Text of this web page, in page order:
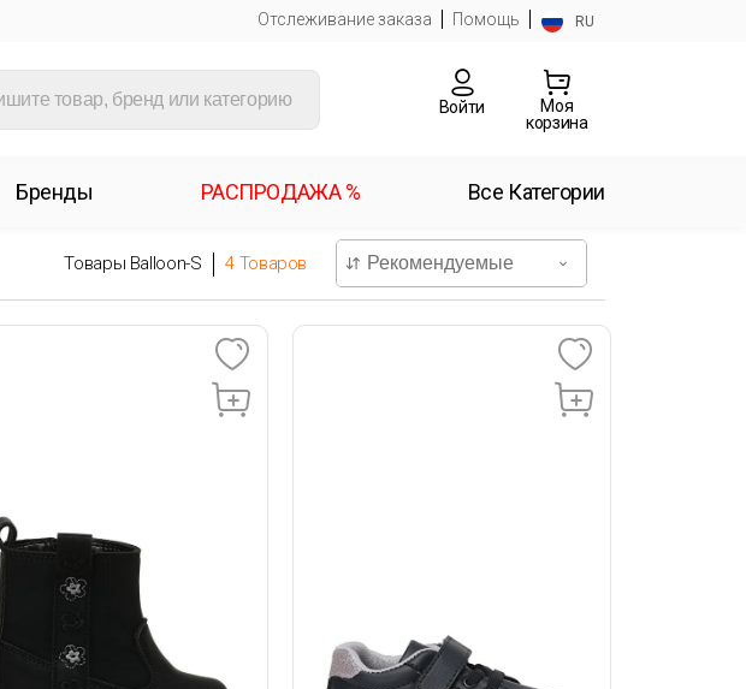
Отслеживание заказа Помощь RU
Войти
Моя
корзина
Бренды РАСПРОДАЖА % Все Категории
Товары Balloon-S 4 Товаров